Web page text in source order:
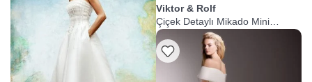
Viktor & Rolf
Çiçek Detaylı Mikado Mini
Gelinlik